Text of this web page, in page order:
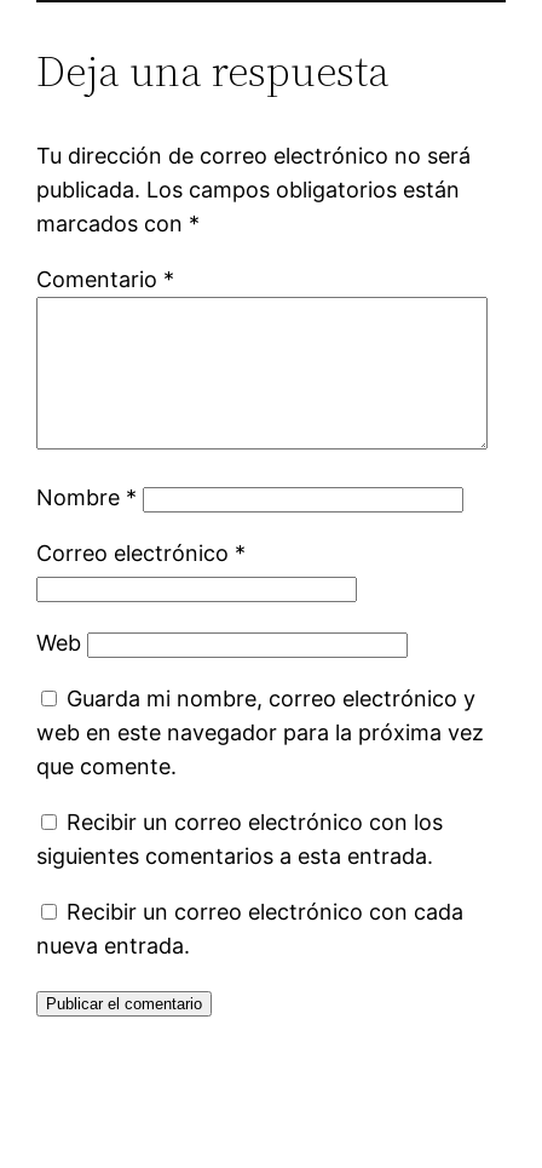
Deja una respuesta
Tu dirección de correo electrónico no será
publicada. Los campos obligatorios están
marcados con *
Comentario *
Nombre *
Correo electrónico *
Web
Guarda mi nombre, correo electrónico y
web en este navegador para la próxima vez
que comente.
Recibir un correo electrónico con los
siguientes comentarios a esta entrada.
Recibir un correo electrónico con cada
nueva entrada.